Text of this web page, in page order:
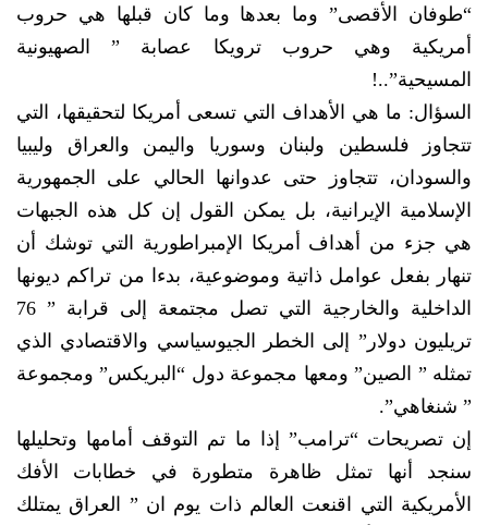
“طوفان الأقصى” وما بعدها وما كان قبلها هي حروب
أمريكية وهي حروب ترويكا عصابة ” الصهيونية
المسيحية”..!
السؤال: ما هي الأهداف التي تسعى أمريكا لتحقيقها، التي
تتجاوز فلسطين ولبنان وسوريا واليمن والعراق وليبيا
والسودان، تتجاوز حتى عدوانها الحالي على الجمهورية
الإسلامية الإيرانية، بل يمكن القول إن كل هذه الجبهات
هي جزء من أهداف أمريكا الإمبراطورية التي توشك أن
تنهار بفعل عوامل ذاتية وموضوعية، بدءا من تراكم ديونها
الداخلية والخارجية التي تصل مجتمعة إلى قرابة ” 76
تريليون دولار” إلى الخطر الجيوسياسي والاقتصادي الذي
تمثله ” الصين” ومعها مجموعة دول “البريكس” ومجموعة
” شنغاهي”.
إن تصريحات “ترامب” إذا ما تم التوقف أمامها وتحليلها
سنجد أنها تمثل ظاهرة متطورة في خطابات الأفك
الأمريكية التي اقنعت العالم ذات يوم ان ” العراق يمتلك